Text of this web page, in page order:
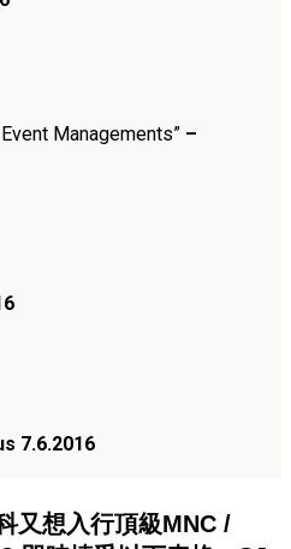
Managements” –
7.6.2016
又想入行頂級MNC /